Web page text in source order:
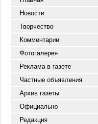
Новости
Творчество
Комментарии
Фотогалерея
Реклама в газете
Частные объявления
Архив газеты
Официально
Редакция